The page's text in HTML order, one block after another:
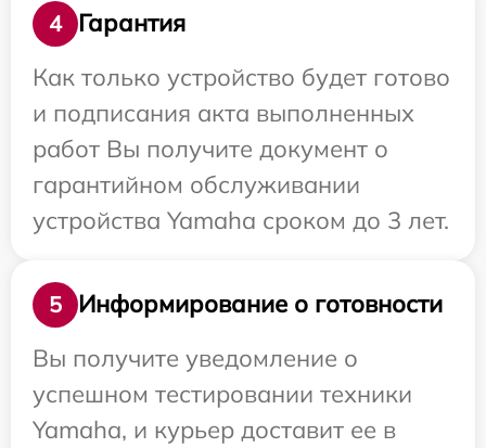
4
Гарантия
Как только устройство будет готово
и подписания акта выполненных
работ Вы получите документ о
гарантийном обслуживании
устройства Yamaha сроком до 3 лет.
5
Информирование о готовности
Вы получите уведомление о
успешном тестировании техники
Yamaha, и курьер доставит ее в